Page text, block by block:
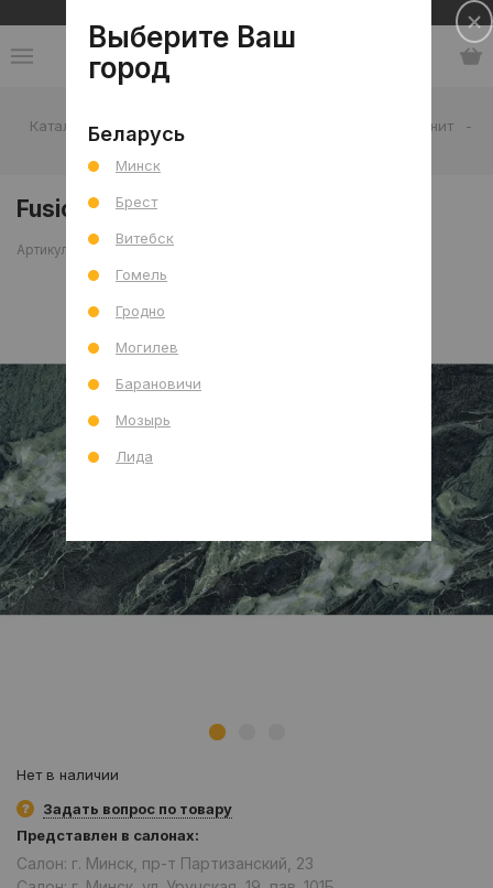
Каталог - Керамогранит
-
Fusion Green Mat (CRV) R 60x120
Fusion Green Mat (CRV) R 60x120
Артикул: 0000029780
Нет в наличии
Задать вопрос по товару
Представлен в салонах:
Салон: г. Минск, пр-т Партизанский, 23
Выберите Ваш
город
Беларусь
Минск
Брест
Витебск
Гомель
Гродно
Могилев
Барановичи
Мозырь
Лида